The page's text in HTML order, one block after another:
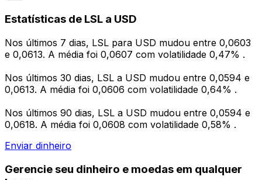
Estatísticas de LSL a USD
Nos últimos 7 dias, LSL para USD mudou entre 0,0603
e 0,0613. A média foi 0,0607 com volatilidade 0,47% .
Nos últimos 30 dias, LSL a USD mudou entre 0,0594 e
0,0613. A média foi 0,0606 com volatilidade 0,64% .
Nos últimos 90 dias, LSL a USD mudou entre 0,0594 e
0,0618. A média foi 0,0608 com volatilidade 0,58% .
Enviar dinheiro
Gerencie seu dinheiro e moedas em qualquer